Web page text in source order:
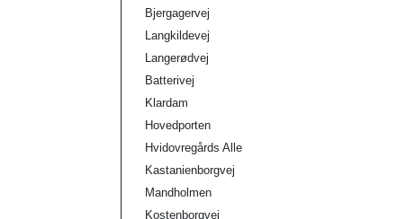
Bjergagervej
Langkildevej
Langerødvej
Batterivej
Klardam
Hovedporten
Hvidovregårds Alle
Kastanienborgvej
Mandholmen
Kostenborgvej